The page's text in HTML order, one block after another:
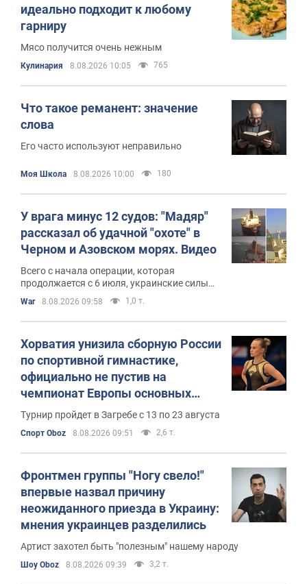
идеально подходит к любому
гарниру
Мясо получится очень нежным
Кулинария 8.08.2026 10:05 765
Что такое реманент: значение
слова
Его часто используют неправильно
Моя Школа 8.08.2026 10:00 180
У врага минус 12 судов: "Мадяр"
рассказал об удачной "охоте" в
Черном и Азовском морях. Видео
Всего с начала операции, которая
продолжается с 6 июля, украинские силы
поразили 218 плавательных средств
противника
War 8.08.2026 09:58 1,0 т.
Хорватия унизила сборную России
по спортивной гимнастике,
официально не пустив на
чемпионат Европы основных
спортсменов
Турнир пройдет в Загребе с 13 по 23 августа
Спорт Oboz 8.08.2026 09:51 2,6 т.
Фронтмен группы "Ногу свело!"
впервые назвал причину
неожиданного приезда в Украину:
мнения украинцев разделились
Артист захотел быть "полезным" нашему народу
Шоу Oboz 8.08.2026 09:39 3,2 т.